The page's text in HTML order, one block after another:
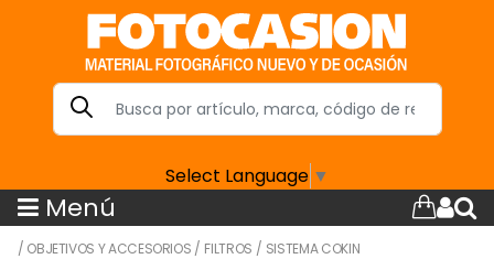
Select Language ▼
Menú
/ OBJETIVOS Y ACCESORIOS / FILTROS / SISTEMA COKIN